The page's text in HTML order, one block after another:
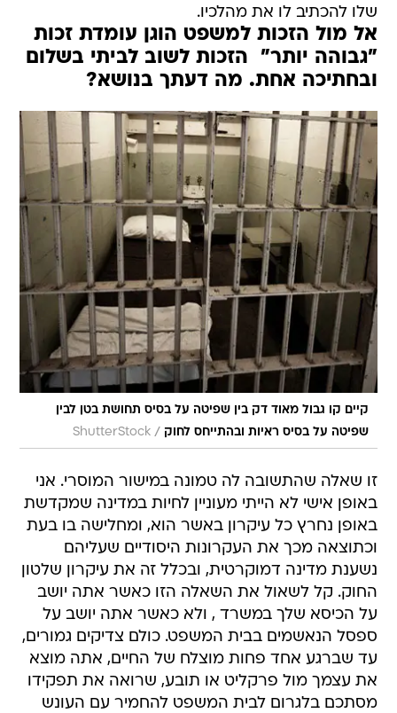
שלו להכתיב לו את מהלכיו.
אל מול הזכות למשפט הוגן עומדת זכות
"גבוהה יותר"  הזכות לשוב לביתי בשלום
ובחתיכה אחת. מה דעתך בנושא?
קיים קו גבול מאוד דק בין שפיטה על בסיס תחושת בטן לבין
שפיטה על בסיס ראיות ובהתייחס לחוק /
ShutterStock
זו שאלה שהתשובה לה טמונה במישור המוסרי. אני
באופן אישי לא הייתי מעוניין לחיות במדינה שמקדשת
באופן נחרץ כל עיקרון באשר הוא, ומחלישה בו בעת
וכתוצאה מכך את העקרונות היסודיים שעליהם
נשענת מדינה דמוקרטית, ובכלל זה את עיקרון שלטון
החוק. קל לשאול את השאלה הזו כאשר אתה יושב
על הכיסא שלך במשרד , ולא כאשר אתה יושב על
ספסל הנאשמים בבית המשפט. כולם צדיקים גמורים,
עד שברגע אחד פחות מוצלח של החיים, אתה מוצא
את עצמך מול פרקליט או תובע, שרואה את תפקידו
מסתכם בלגרום לבית המשפט להחמיר עם העונש